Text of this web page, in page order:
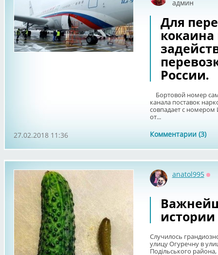
админ
Для
России.
Бортовой номер
канала поставок
совпадает с
от...
Комментарии (3)
27.02.2018 11:36
anatol995
Случилось
улицу Огуречну в
Подільського